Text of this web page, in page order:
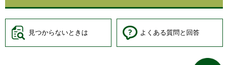
見つからないときは よくある質問と回答